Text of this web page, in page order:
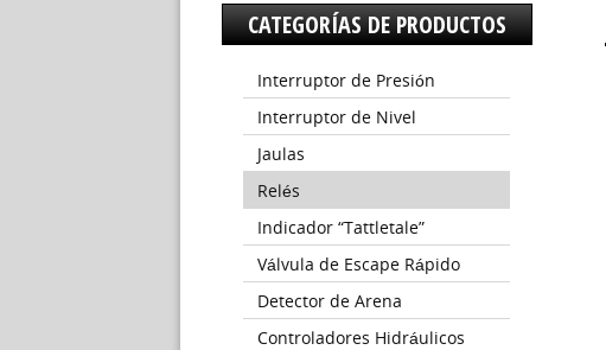
CATEGORÍAS DE PRODUCTOS
Interruptor de Presión
Interruptor de Nivel
Jaulas
Relés
Indicador “Tattletale”
Válvula de Escape Rápido
Detector de Arena
Controladores Hidráulicos